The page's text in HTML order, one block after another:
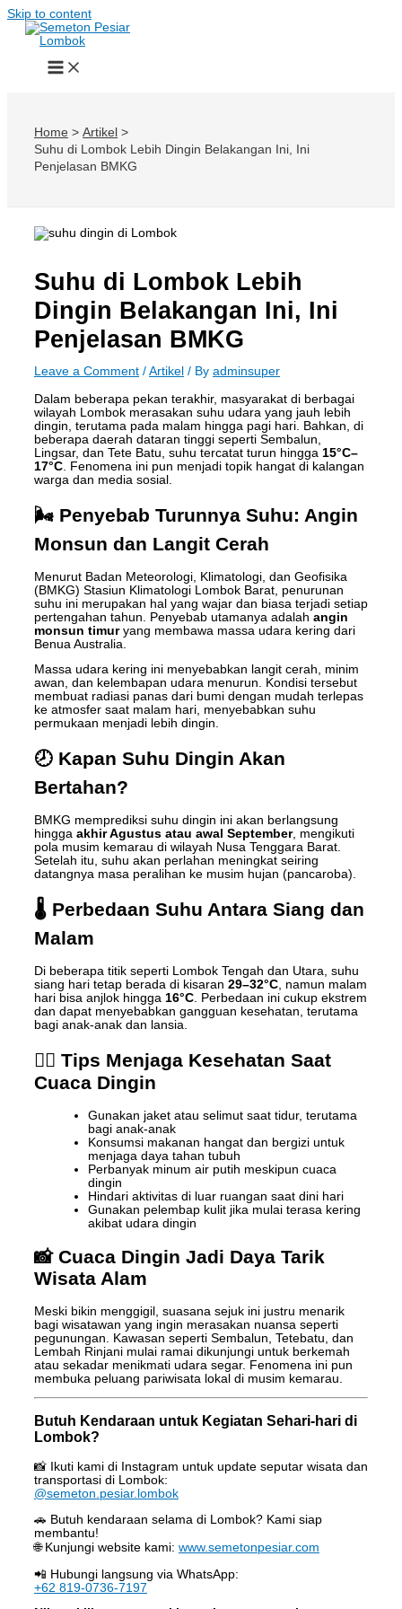
Skip to content
Home
Artikel
Suhu di Lombok Lebih Dingin Belakangan Ini, Ini
Penjelasan BMKG
Suhu di Lombok Lebih
Dingin Belakangan Ini, Ini
Penjelasan BMKG
Leave a Comment / Artikel / By adminsuper
Dalam beberapa pekan terakhir, masyarakat di berbagai
wilayah Lombok merasakan suhu udara yang jauh lebih
dingin, terutama pada malam hingga pagi hari. Bahkan, di
beberapa daerah dataran tinggi seperti Sembalun,
Lingsar, dan Tete Batu, suhu tercatat turun hingga 15°C–
17°C . Fenomena ini pun menjadi topik hangat di kalangan
warga dan media sosial.
🌬️ Penyebab Turunnya Suhu: Angin
Monsun dan Langit Cerah
Menurut Badan Meteorologi, Klimatologi, dan Geofisika
(BMKG) Stasiun Klimatologi Lombok Barat, penurunan
suhu ini merupakan hal yang wajar dan biasa terjadi setiap
pertengahan tahun. Penyebab utamanya adalah angin
monsun timuryang membawa massa udara kering dari
Benua Australia.
Massa udara kering ini menyebabkan langit cerah, minim
awan, dan kelembapan udara menurun. Kondisi tersebut
membuat radiasi panas dari bumi dengan mudah terlepas
ke atmosfer saat malam hari, menyebabkan suhu
permukaan menjadi lebih dingin.
🕗 Kapan Suhu Dingin Akan
Bertahan?
BMKG memprediksi suhu dingin ini akan berlangsung
hingga akhir Agustus atau awal September, mengikuti
pola musim kemarau di wilayah Nusa Tenggara Barat.
Setelah itu, suhu akan perlahan meningkat seiring
datangnya masa peralihan ke musim hujan (pancaroba).
🌡️ Perbedaan Suhu Antara Siang dan
Malam
Di beberapa titik seperti Lombok Tengah dan Utara, suhu
siang hari tetap berada di kisaran 29–32°C, namun malam
hari bisa anjlok hingga 16°C. Perbedaan ini cukup ekstrem
dan dapat menyebabkan gangguan kesehatan, terutama
bagi anak-anak dan lansia.
👩‍⚕️ Tips Menjaga Kesehatan Saat
Cuaca Dingin
Gunakan jaket atau selimut saat tidur, terutama
bagi anak-anak
Konsumsi makanan hangat dan bergizi untuk
menjaga daya tahan tubuh
Perbanyak minum air putih meskipun cuaca
dingin
Hindari aktivitas di luar ruangan saat dini hari
Gunakan pelembap kulit jika mulai terasa kering
akibat udara dingin
📸 Cuaca Dingin Jadi Daya Tarik
Wisata Alam
Meski bikin menggigil, suasana sejuk ini justru menarik
bagi wisatawan yang ingin merasakan nuansa seperti
pegunungan. Kawasan seperti Sembalun, Tetebatu, dan
Lembah Rinjani mulai ramai dikunjungi untuk berkemah
atau sekadar menikmati udara segar. Fenomena ini pun
membuka peluang pariwisata lokal di musim kemarau.
Butuh Kendaraan untuk Kegiatan Sehari-hari di
Lombok?
📸 Ikuti kami di Instagram untuk update seputar wisata dan
transportasi di Lombok:
@semeton.pesiar.lombok
🚗 Butuh kendaraan selama di Lombok? Kami siap
membantu!
🌐 Kunjungi website kami: www.semetonpesiar.com
📲 Hubungi langsung via WhatsApp:
‪‪‪+62 819-0736-7197‬‬‬